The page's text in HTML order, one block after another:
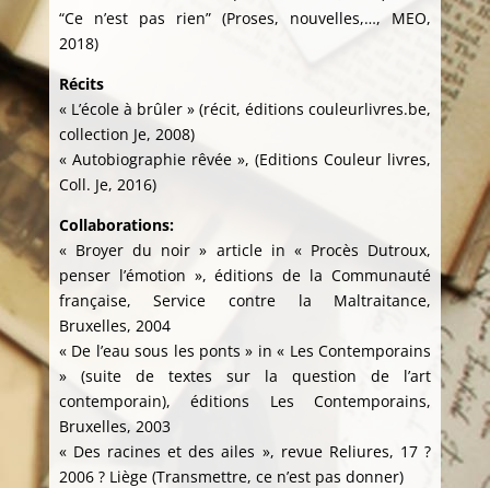
“Ce n’est pas rien” (Proses, nouvelles,…, MEO,
2018)
Récits
« L’école à brûler » (récit, éditions couleurlivres.be,
collection Je, 2008)
« Autobiographie rêvée », (Editions Couleur livres,
Coll. Je, 2016)
Collaborations:
« Broyer du noir » article in « Procès Dutroux,
penser l’émotion », éditions de la Communauté
française, Service contre la Maltraitance,
Bruxelles, 2004
« De l’eau sous les ponts » in « Les Contemporains
» (suite de textes sur la question de l’art
contemporain), éditions Les Contemporains,
Bruxelles, 2003
« Des racines et des ailes », revue Reliures, 17 ?
2006 ? Liège (Transmettre, ce n’est pas donner)